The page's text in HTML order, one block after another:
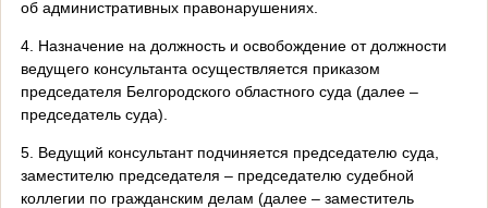
об административных правонарушениях.
4. Назначение на должность и освобождение от должности
ведущего консультанта осуществляется приказом
председателя Белгородского областного суда (далее –
председатель суда).
5. Ведущий консультант подчиняется председателю суда,
заместителю председателя – председателю судебной
коллегии по гражданским делам (далее – заместитель